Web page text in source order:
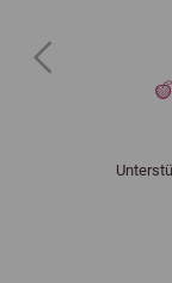
Previous